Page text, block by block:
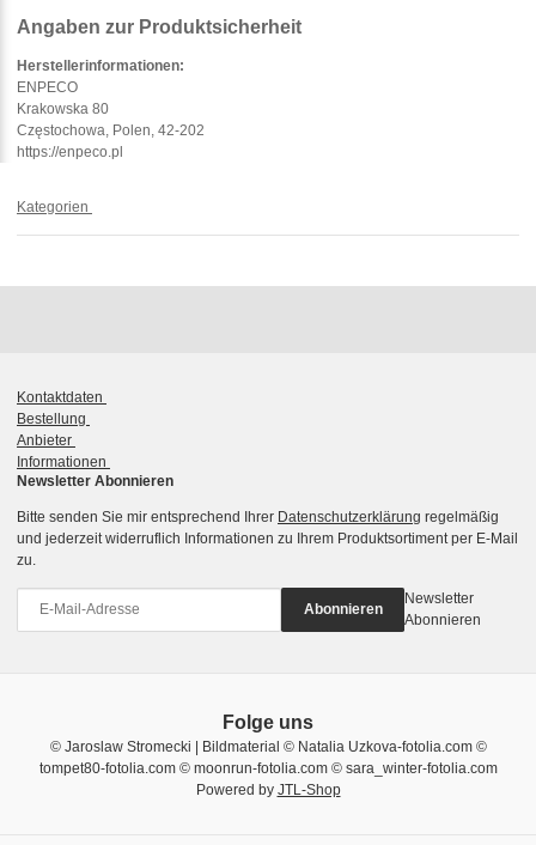
Angaben zur Produktsicherheit
Herstellerinformationen:
ENPECO
Krakowska 80
Częstochowa, Polen, 42-202
https://enpeco.pl
Kategorien
Kontaktdaten
Bestellung
Anbieter
Informationen
Newsletter Abonnieren
Bitte senden Sie mir entsprechend Ihrer Datenschutzerklärung regelmäßig
und jederzeit widerruflich Informationen zu Ihrem Produktsortiment per E-Mail
zu.
Abonnieren
Newsletter
Abonnieren
© Jaroslaw Stromecki | Bildmaterial © Natalia Uzkova-fotolia.com ©
tompet80-fotolia.com © moonrun-fotolia.com © sara_winter-fotolia.com
Powered by JTL-Shop
Folge uns